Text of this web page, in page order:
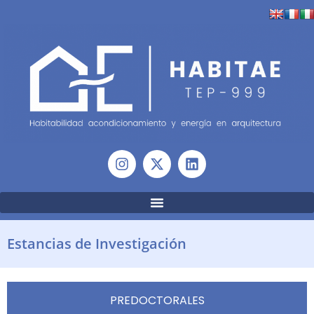
Estancias de Investigación
PREDOCTORALES